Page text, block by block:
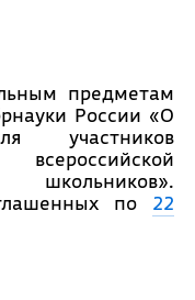
предметам
России «О
участников
по 22